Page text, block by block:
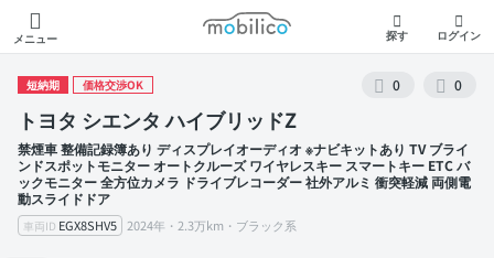
メニュー
モビリコ
探す ログイン
短納期 価格交渉OK 0 0
トヨタ シエンタ ハイブリッドZ
禁煙車 整備記録簿あり ディスプレイオーディオ ※ナビキットあり TV ブライ
ンドスポットモニター オートクルーズ ワイヤレスキー スマートキー ETC バ
ックモニター 全方位カメラ ドライブレコーダー 社外アルミ 衝突軽減 両側電
動スライドドア
車両ID EGX8SHV5 2024年・2.3万km・ブラック系
外装 左前